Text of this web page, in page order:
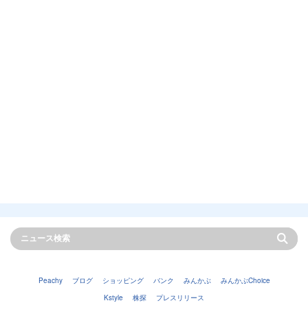
Peachy ブログ ショッピング バンク みんかぶ
みんかぶChoice
Kstyle
株探 プレスリリース